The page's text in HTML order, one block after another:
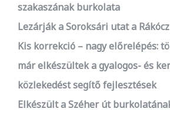
szakaszának burkolata
Lezárják a Soroksári utat a
Kis korrekció – nagy előrelépés:
már elkészültek a gyalogos- és
közlekedést segítő fejlesztések
Elkészült a Széher út